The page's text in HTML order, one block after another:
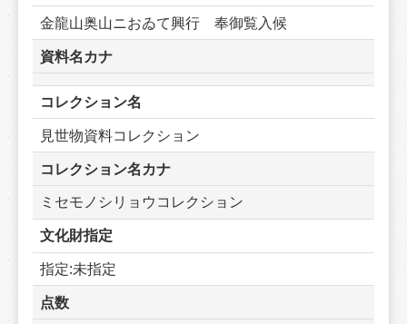
金龍山奥山ニおゐて興行　奉御覧入候
資料名カナ
コレクション名
見世物資料コレクション
コレクション名カナ
ミセモノシリョウコレクション
文化財指定
指定:未指定
点数